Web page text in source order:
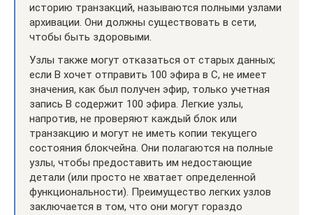
историю транзакций, называются полными узлами
архивации. Они должны существовать в сети,
чтобы быть здоровыми.
Узлы также могут отказаться от старых данных;
если B хочет отправить 100 эфира в C, не имеет
значения, как был получен эфир, только учетная
запись B содержит 100 эфира. Легкие узлы,
напротив, не проверяют каждый блок или
транзакцию и могут не иметь копии текущего
состояния блокчейна. Они полагаются на полные
узлы, чтобы предоставить им недостающие
детали (или просто не хватает определенной
функциональности). Преимущество легких узлов
заключается в том, что они могут гораздо